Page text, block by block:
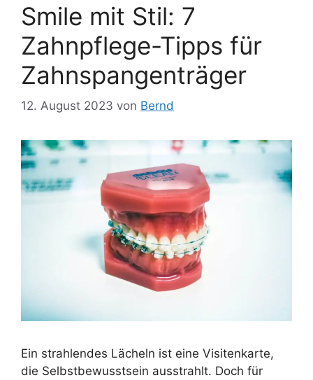
Smile mit Stil: 7
Zahnpflege-Tipps für
Zahnspangenträger
12. August 2023 von Bernd
Ein strahlendes Lächeln ist eine Visitenkarte,
die Selbstbewusstsein ausstrahlt. Doch für